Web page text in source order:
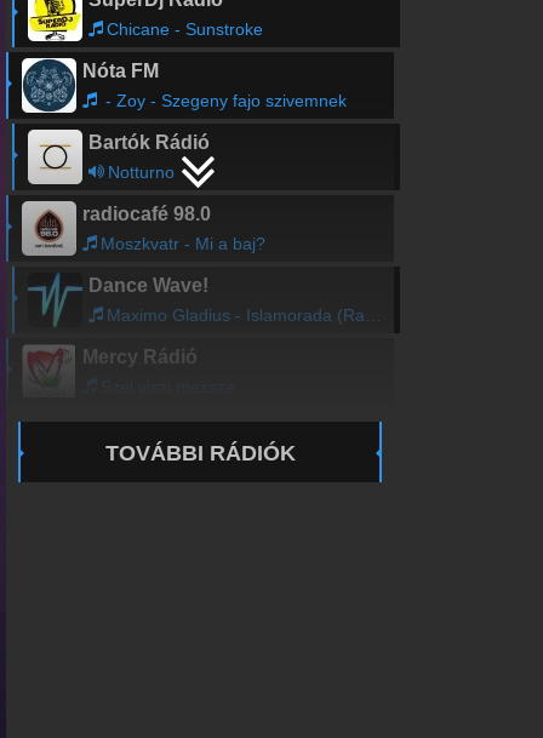
Chicane - Sunstroke
Nóta FM
- Zoy - Szegeny fajo szivemnek
Bartók Rádió
Notturno
radiocafé 98.0
Moszkvatr - Mi a baj?
Dance Wave!
Maximo Gladius - Islamorada (Radio Edit)
Mercy Rádió
TOVÁBBI RÁDIÓK